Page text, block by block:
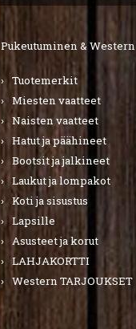
Pukeutuminen & Western
Tuotemerkit
Miesten vaatteet
Naisten vaatteet
Hatut ja päähineet
Bootsit ja jalkineet
Laukut ja lompakot
Koti ja sisustus
Lapsille
Asusteet ja korut
LAHJAKORTTI
Western TARJOUKSET